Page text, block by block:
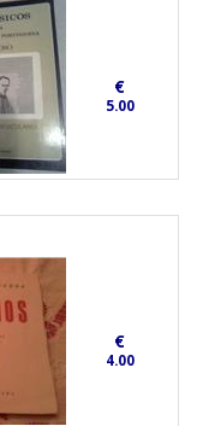
€
5.00
€
4.00